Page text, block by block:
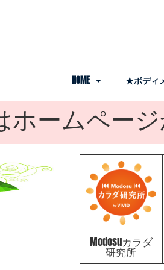
HOME ★ボディ
ームページ
Modosuカラダ
研究所